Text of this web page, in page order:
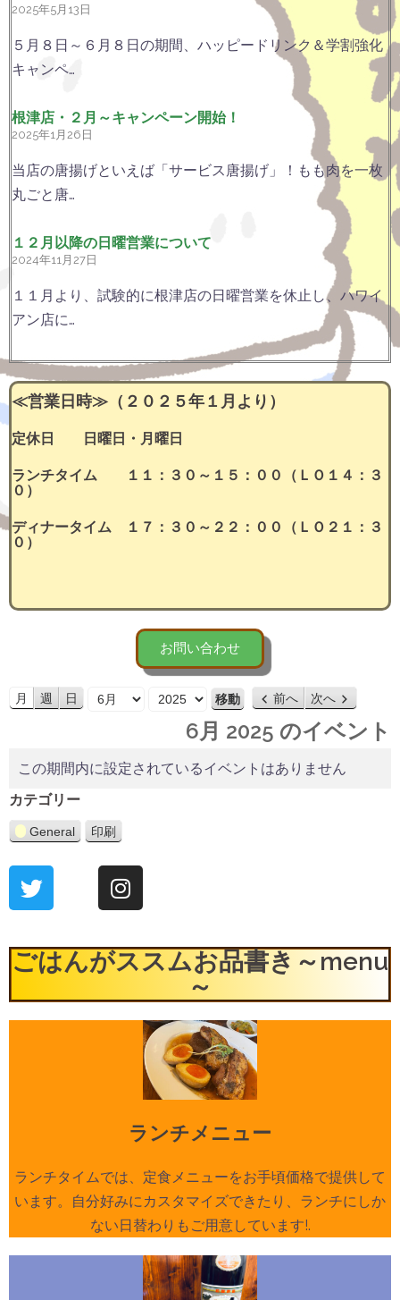
2025年5月13日
５月８日～６月８日の期間、ハッピードリンク＆学割強化
キャンペ…
根津店・２月～キャンペーン開始！
2025年1月26日
当店の唐揚げといえば「サービス唐揚げ」！もも肉を一枚
丸ごと唐…
１２月以降の日曜営業について
2024年11月27日
１１月より、試験的に根津店の日曜営業を休止し、ハワイ
アン店に…
≪営業日時≫（２０２５年１月より）
定休日 日曜日・月曜日
ランチタイム １１：３０～１５：００（ＬＯ１４：３
０）
ディナータイム １７：３０～２２：００（ＬＯ２１：３
０）
お問い合わせ
月 週 日 月 年 前へ 次へ
6月 2025 のイベント
この期間内に設定されているイベントはありません
カテゴリー
General 印刷
ごはんがススムお品書き～menu
～
ランチメニュー
ランチタイムでは、定食メニューをお手頃価格で提供して
います。自分好みにカスタマイズできたり、ランチにしか
ない日替わりもご用意しています!.